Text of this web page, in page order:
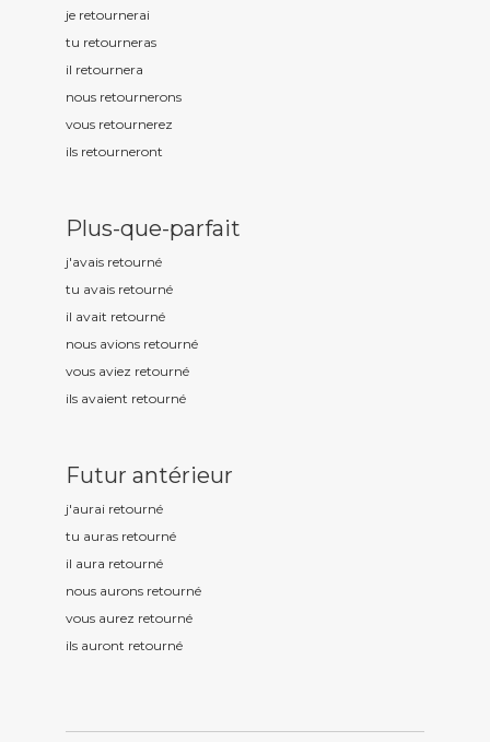
je retournerai
tu retourneras
il retournera
nous retournerons
vous retournerez
ils retourneront
Plus-que-parfait
j'avais retourné
tu avais retourné
il avait retourné
nous avions retourné
vous aviez retourné
ils avaient retourné
Futur antérieur
j'aurai retourné
tu auras retourné
il aura retourné
nous aurons retourné
vous aurez retourné
ils auront retourné